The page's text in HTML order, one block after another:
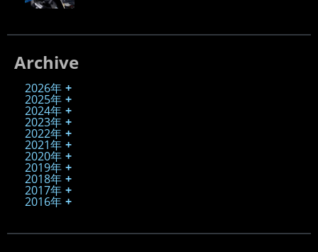
Archive
2026年
2025年
2024年
2023年
2022年
2021年
2020年
2019年
2018年
2017年
2016年